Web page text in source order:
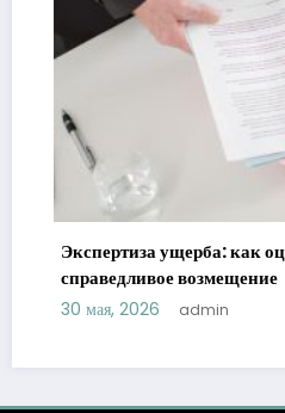
Экспертиза ущерба: как
справедливое возмещение
30 мая, 2026 admin